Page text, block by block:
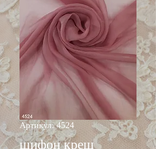
Артикул: 4524
шифон креш